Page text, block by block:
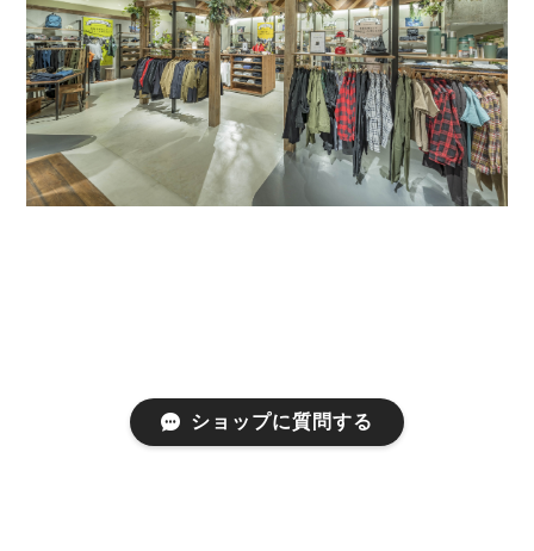
ショップに質問する